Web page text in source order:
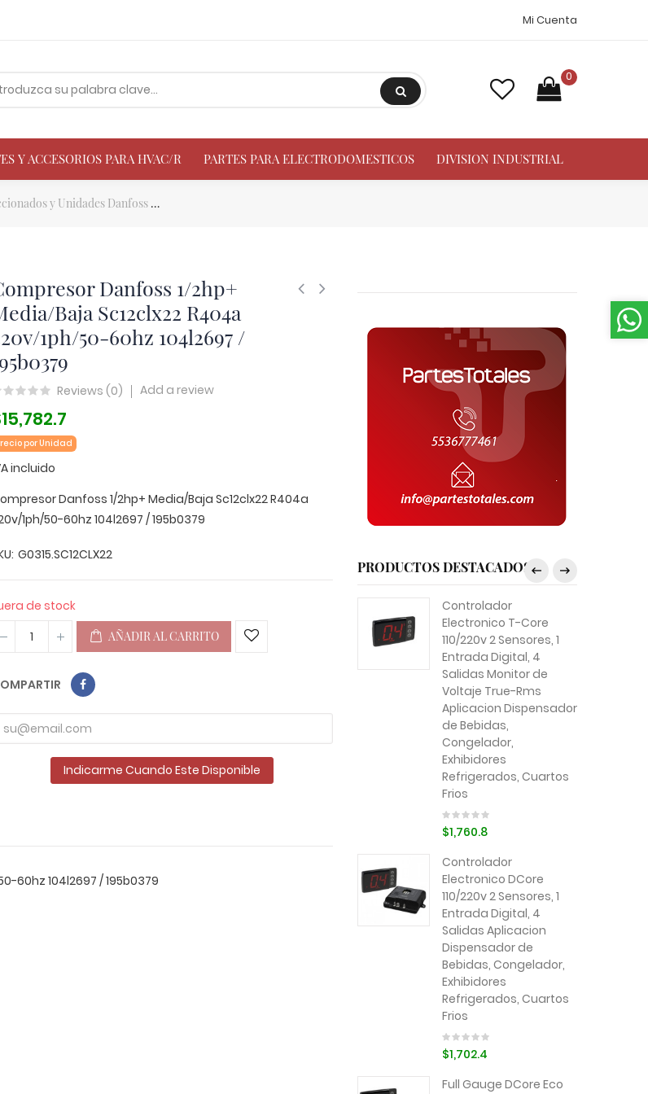
Mi Cuenta
0
Y ACCESORIOS PARA HVAC/R PARTES PARA ELECTRODOMESTICOS DIVISION INDUSTRIAL
y Unidades Danfoss
Danfoss 1/2hp+
Baja Sc12clx22 R404a
1ph/50-60hz 104l2697 /
Reviews (0) Add a review
por Unidad
incluido
Danfoss 1/2hp+ Media/Baja Sc12clx22 R404a
1ph/50-60hz 104l2697 / 195b0379
G0315.SC12CLX22
de stock
AÑADIR AL CARRITO
Indicarme Cuando Este Disponible
60hz 104l2697 / 195b0379
PRODUCTOS DESTACADOS
Controlador
Electronico T-Core
110/220v 2 Sensores, 1
Entrada Digital, 4
Salidas Monitor de
Voltaje True-Rms
Aplicacion Dispensador
de Bebidas,
Congelador,
Exhibidores
Refrigerados, Cuartos
Frios
$1,760.8
Controlador
Electronico DCore
110/220v 2 Sensores, 1
Entrada Digital, 4
Salidas Aplicacion
Dispensador de
Bebidas, Congelador,
Exhibidores
Refrigerados, Cuartos
Frios
$1,702.4
Full Gauge DCore Eco